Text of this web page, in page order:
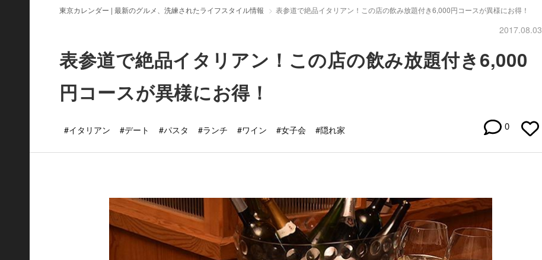
東京カレンダー | 最新のグルメ、洗練されたライフスタイル情報 表参道で絶品イタリアン！この店の飲み放題付き6,000円コースが異様にお得！
2017.08.03
表参道で絶品イタリアン！この店の飲み放題付き6,000
円コースが異様にお得！
#イタリアン #デート #パスタ #ランチ #ワイン #女子会 #隠れ家 0